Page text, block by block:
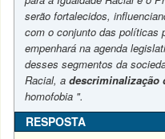
serão fortalecidos,
com o conjunto das políticas
empenhará na agenda
desses segmentos da
Racial, adescriminalização
homofobia ".
RESPOSTA